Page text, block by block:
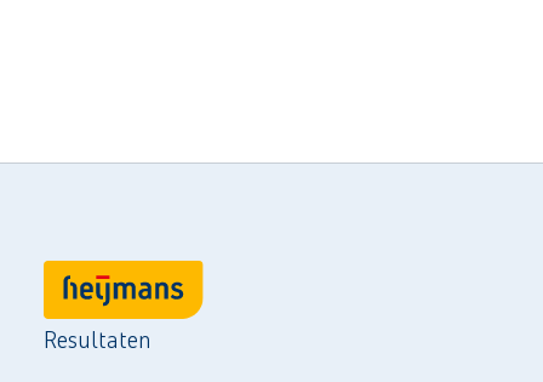
Resultaten